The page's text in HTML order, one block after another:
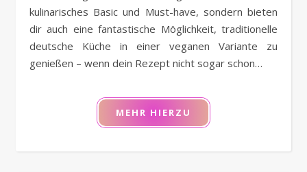
kulinarisches Basic und Must-have, sondern bieten
dir auch eine fantastische Möglichkeit, traditionelle
deutsche Küche in einer veganen Variante zu
genießen – wenn dein Rezept nicht sogar schon…
MEHR HIERZU